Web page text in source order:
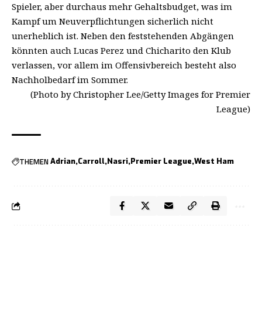
Spieler, aber durchaus mehr Gehaltsbudget, was im
Kampf um Neuverpflichtungen sicherlich nicht
unerheblich ist. Neben den feststehenden Abgängen
könnten auch Lucas Perez und Chicharito den Klub
verlassen, vor allem im Offensivbereich besteht also
Nachholbedarf im Sommer.
(Photo by Christopher Lee/Getty Images for Premier
League)
THEMENAdrian Carroll Nasri Premier League West Ham